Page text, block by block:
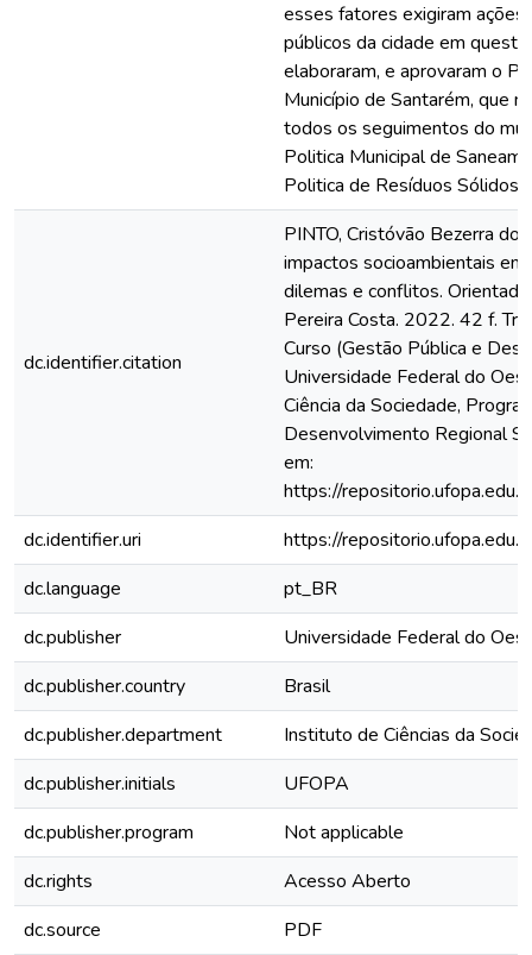
esses fatores exigiram
públicos da cidade em
elaboraram, e aprovaram o
Município de Santarém, que
todos os seguimentos do
Politica Municipal de
Politica de Resíduos Sólidos
dc.identifier.citation
PINTO, Cristóvão Bezerra
impactos socioambientais
dilemas e conflitos.
Pereira Costa. 2022. 42 f.
Curso (Gestão Pública e
Universidade Federal do
Ciência da Sociedade,
Desenvolvimento Regional
em:
https://
dc.identifier.uri
https://
dc.language
pt_BR
dc.publisher
Universidade Federal do
dc.publisher.country
Brasil
dc.publisher.department
Instituto de Ciências da
dc.publisher.initials
UFOPA
dc.publisher.program
Not applicable
dc.rights
Acesso Aberto
dc.source
PDF